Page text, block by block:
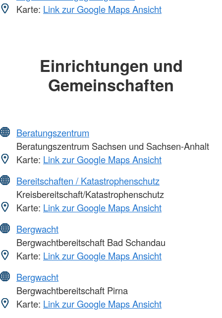
Karte: Link zur Google Maps Ansicht
Einrichtungen und
Gemeinschaften
Beratungszentrum
Beratungszentrum Sachsen und Sachsen-Anhalt
Karte: Link zur Google Maps Ansicht
Bereitschaften / Katastrophenschutz
Kreisbereitschaft/Katastrophenschutz
Karte: Link zur Google Maps Ansicht
Bergwacht
Bergwachtbereitschaft Bad Schandau
Karte: Link zur Google Maps Ansicht
Bergwacht
Bergwachtbereitschaft Pirna
Karte: Link zur Google Maps Ansicht